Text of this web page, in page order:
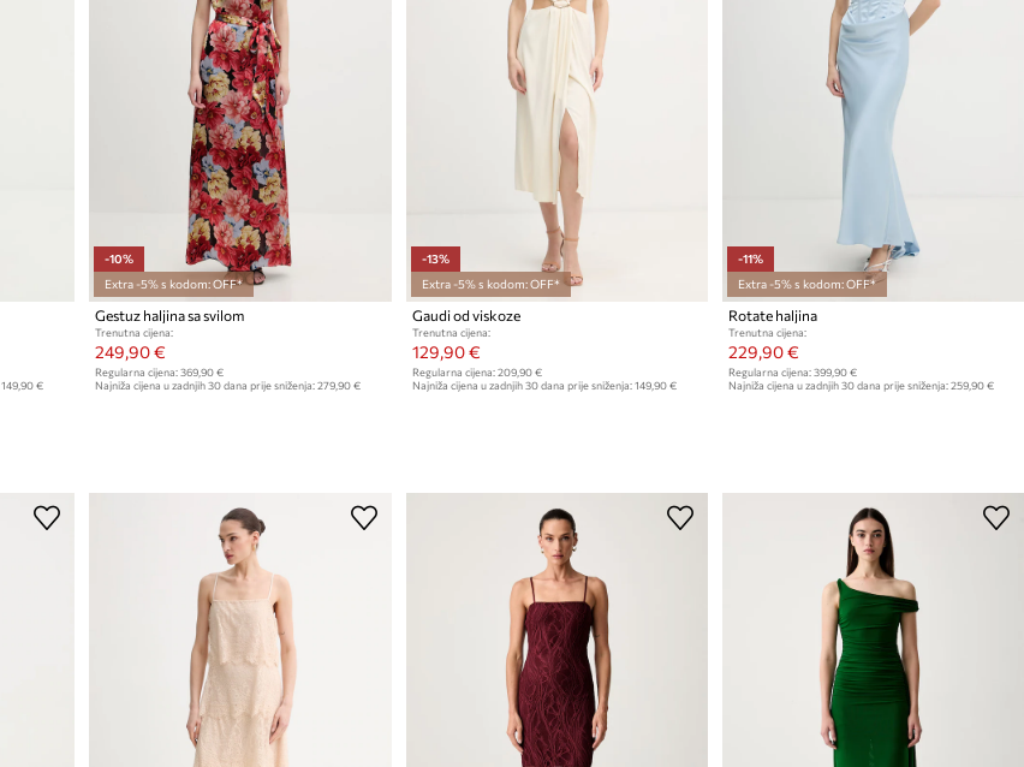
149,90 €
-10%
Extra -5% s kodom: OFF*
Gestuz haljina sa svilom
Trenutna cijena:
249,90 €
Regularna cijena: 369,90 €
Najniža cijena u zadnjih 30 dana prije sniženja: 279,90 €
-13%
Extra -5% s kodom: OFF*
Gaudi od viskoze
Trenutna cijena:
129,90 €
Regularna cijena: 209,90 €
Najniža cijena u zadnjih 30 dana prije sniženja: 149,90 €
-11%
Extra -5% s kodom: OFF*
Rotate haljina
Trenutna cijena:
229,90 €
Regularna cijena: 399,90 €
Najniža cijena u zadnjih 30 dana prije sniženja: 259,90 €